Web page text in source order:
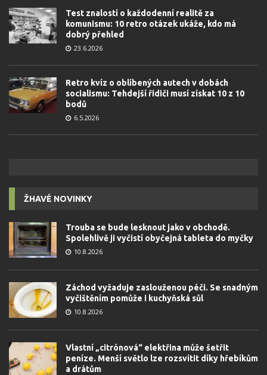
Test znalostí o každodenní realitě za
komunismu: 10 retro otázek ukáže, kdo má
dobrý přehled
23.6.2026
Retro kvíz o oblíbených autech v dobách
socialismu: Tehdejší řidiči musí získat 10 z 10
bodů
6.5.2026
ŽHAVÉ NOVINKY
Trouba se bude lesknout jako v obchodě.
Spolehlivě ji vyčistí obyčejná tableta do myčky
10.8.2026
Záchod vyžaduje zaslouženou péči. Se snadným
vyčištěním pomůže i kuchyňská sůl
10.8.2026
Vlastní „citrónová“ elektřina může šetřit
peníze. Menší světlo lze rozsvítit díky hřebíkům
a drátům